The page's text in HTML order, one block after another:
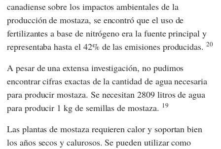
canadiense sobre los impactos ambientales de la
producción de mostaza, se encontró que el uso de
fertilizantes a base de nitrógeno era la fuente principal y
representaba hasta el 42% de las emisiones producidas.20
A pesar de una extensa investigación, no pudimos
encontrar cifras exactas de la cantidad de agua necesaria
para producir mostaza. Se necesitan 2809 litros de agua
para producir 1 kg de semillas de mostaza. 19
Las plantas de mostaza requieren calor y soportan bien
los años secos y calurosos. Se pueden utilizar como